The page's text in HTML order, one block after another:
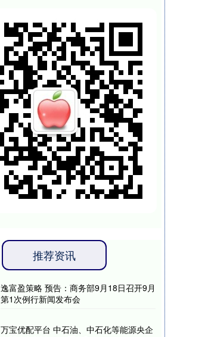
推荐资讯
逸富盈策略 预告：商务部9月18日召开9月
第1次例行新闻发布会
万宝优配平台 中石油、中石化等能源央企